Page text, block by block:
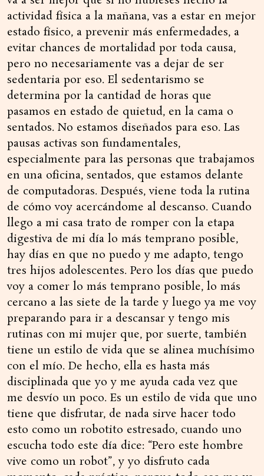
actividad física a la mañana, vas a estar en mejor
estado físico, a prevenir más enfermedades, a
evitar chances de mortalidad por toda causa,
pero no necesariamente vas a dejar de ser
sedentaria por eso. El sedentarismo se
determina por la cantidad de horas que
pasamos en estado de quietud, en la cama o
sentados. No estamos diseñados para eso. Las
pausas activas son fundamentales,
especialmente para las personas que trabajamos
en una oficina, sentados, que estamos delante
de computadoras. Después, viene toda la rutina
de cómo voy acercándome al descanso. Cuando
llego a mi casa trato de romper con la etapa
digestiva de mi día lo más temprano posible,
hay días en que no puedo y me adapto, tengo
tres hijos adolescentes. Pero los días que puedo
voy a comer lo más temprano posible, lo más
cercano a las siete de la tarde y luego ya me voy
preparando para ir a descansar y tengo mis
rutinas con mi mujer que, por suerte, también
tiene un estilo de vida que se alinea muchísimo
con el mío. De hecho, ella es hasta más
disciplinada que yo y me ayuda cada vez que
me desvío un poco. Es un estilo de vida que uno
tiene que disfrutar, de nada sirve hacer todo
esto como un robotito estresado, cuando uno
escucha todo este día dice: “Pero este hombre
vive como un robot”, y yo disfruto cada